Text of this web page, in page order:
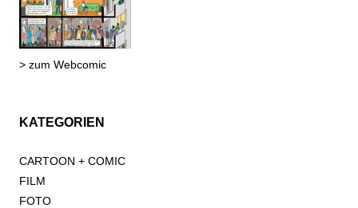
> zum Webcomic
KATEGORIEN
CARTOON + COMIC
FILM
FOTO